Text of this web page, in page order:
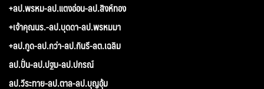
+ลป.พรหม-ลป.แตงอ่อน-ลป.สิงห์ทอง
+เจ้าคุณนร.-ลป.บุดดา-ลป.พรหมมา
+ลป.กูด-ลป.กว่า-ลป.กินรี-ลต.เฉลิม
ลป.ปั่น-ลป.ปฐม-ลป.ปกรณ์
ลป.วีระทาย-ลป.ตาล-ลป.บุญอุ้ม